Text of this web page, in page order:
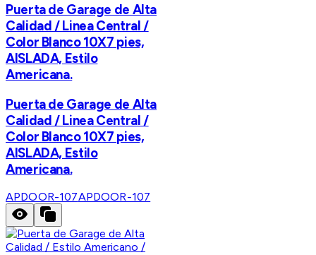
Puerta de Garage de Alta
Calidad / Linea Central /
Color Blanco 10X7 pies,
AISLADA, Estilo
Americana.
Puerta de Garage de Alta
Calidad / Linea Central /
Color Blanco 10X7 pies,
AISLADA, Estilo
Americana.
APDOOR-107APDOOR-107